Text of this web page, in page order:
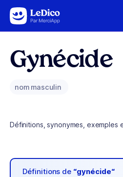
Aller au contenu
Gynécide
nom masculin
Définitions, synonymes, exemples
Définitions de “gynécide“